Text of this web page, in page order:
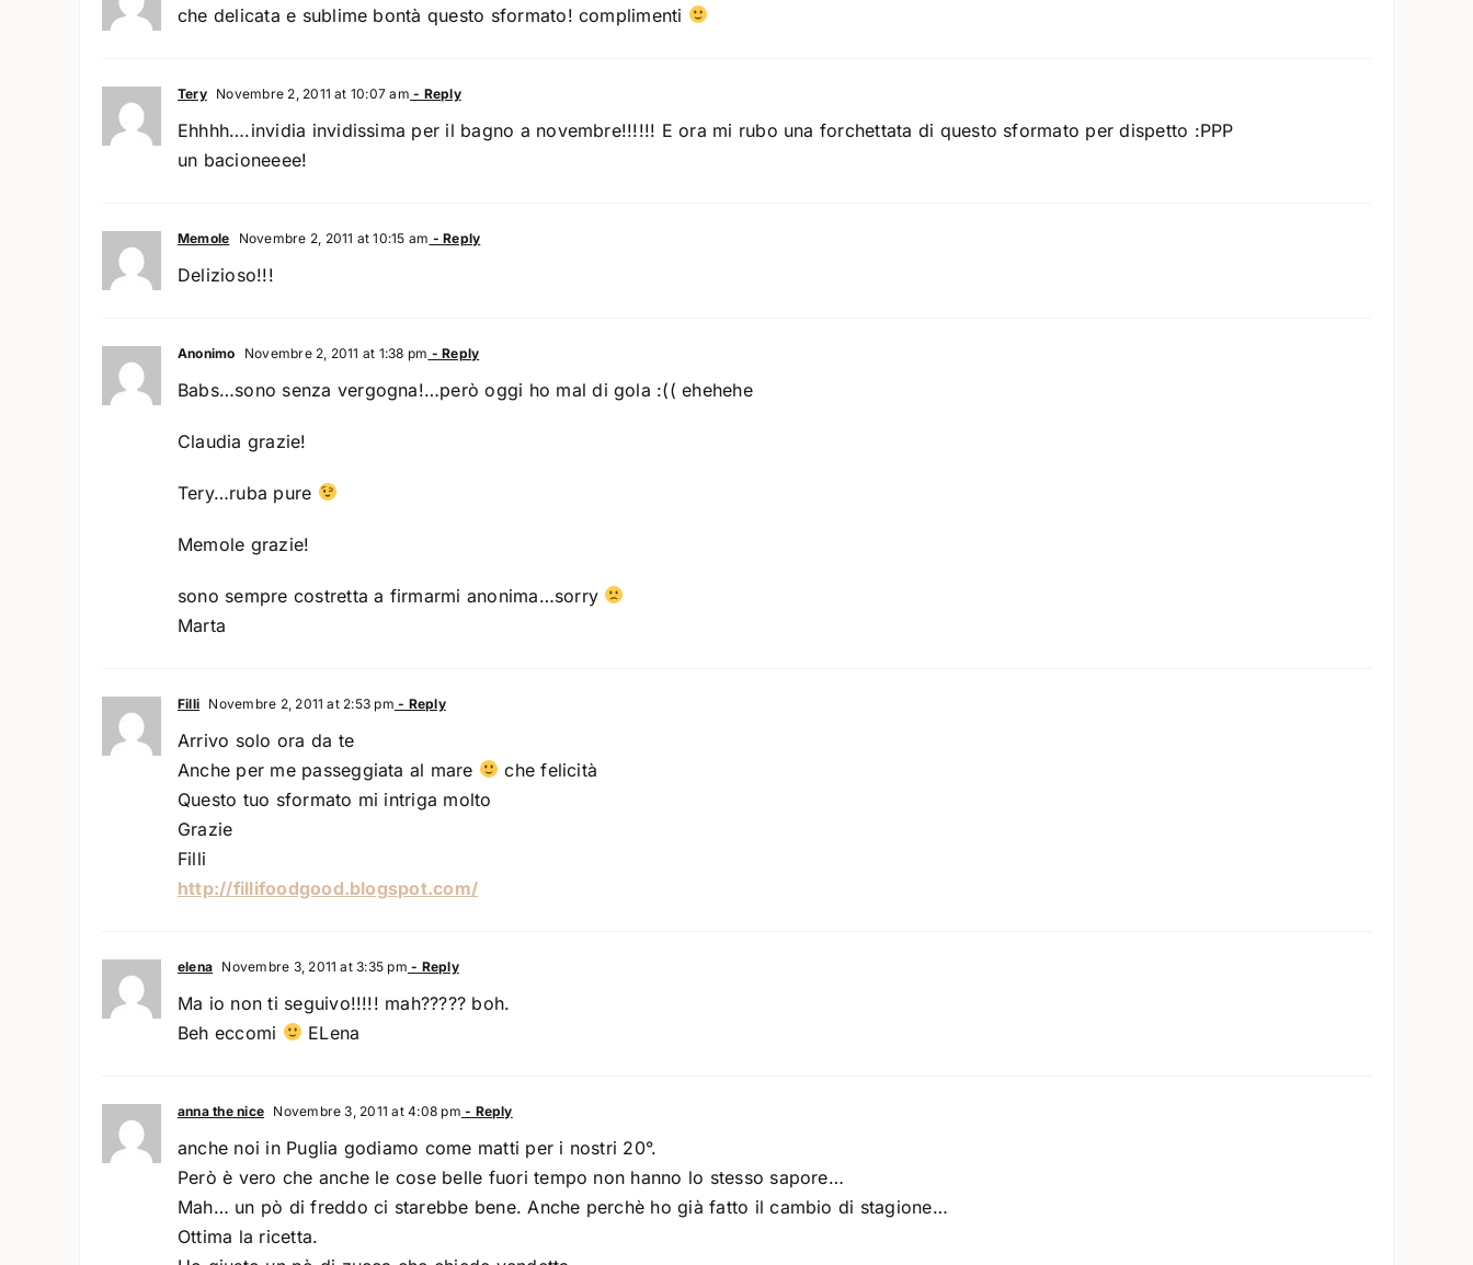
che delicata e sublime bontà questo sformato! complimenti
Tery Novembre 2, 2011 at 10:07 am - Reply
Ehhhh….invidia invidissima per il bagno a novembre!!!!!! E ora mi rubo una forchettata di questo sformato per dispetto :PPP
un bacioneeee!
Memole Novembre 2, 2011 at 10:15 am - Reply
Delizioso!!!
Anonimo Novembre 2, 2011 at 1:38 pm - Reply
Babs…sono senza vergogna!…però oggi ho mal di gola :(( ehehehe
Claudia grazie!
Tery…ruba pure
Memole grazie!
sono sempre costretta a firmarmi anonima…sorry
Marta
Filli Novembre 2, 2011 at 2:53 pm - Reply
Arrivo solo ora da te
Anche per me passeggiata al mare
che felicità
Questo tuo sformato mi intriga molto
Grazie
Filli
http://fillifoodgood.blogspot.com/
elena Novembre 3, 2011 at 3:35 pm - Reply
Ma io non ti seguivo!!!!! mah????? boh.
Beh eccomi
ELena
anna the nice Novembre 3, 2011 at 4:08 pm - Reply
anche noi in Puglia godiamo come matti per i nostri 20°.
Però è vero che anche le cose belle fuori tempo non hanno lo stesso sapore…
Mah… un pò di freddo ci starebbe bene. Anche perchè ho già fatto il cambio di stagione…
Ottima la ricetta.